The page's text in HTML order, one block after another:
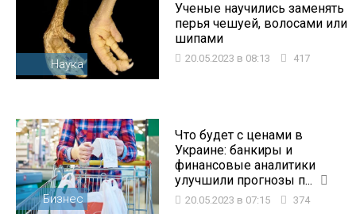
Наука
Ученые научились заменять
перья чешуей, волосами или
шипами
20.05.2023 в 08:13 417
Бизнес
Что будет с ценами в
Украине: банкиры и
финансовые аналитики
улучшили прогнозы п...
20.05.2023 в 07:15 374